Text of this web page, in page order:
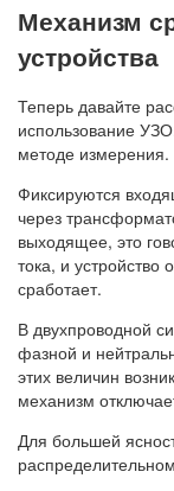
Механизм
устройства
Теперь давайте
использование
методе измерения.
Фиксируются
через
выходящее, это
тока, и
сработает.
В двухпроводной
фазной и
этих величин
механизм
Для большей